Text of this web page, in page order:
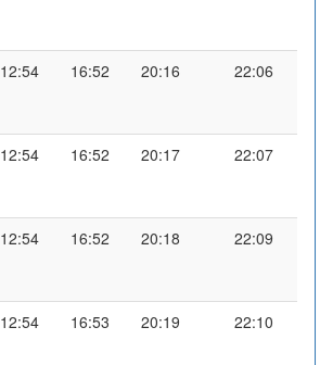
12:54 16:52 20:16 22:06
12:54 16:52 20:17 22:07
12:54 16:52 20:18 22:09
12:54 16:53 20:19 22:10